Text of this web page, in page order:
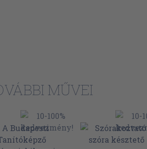
MŰVEI